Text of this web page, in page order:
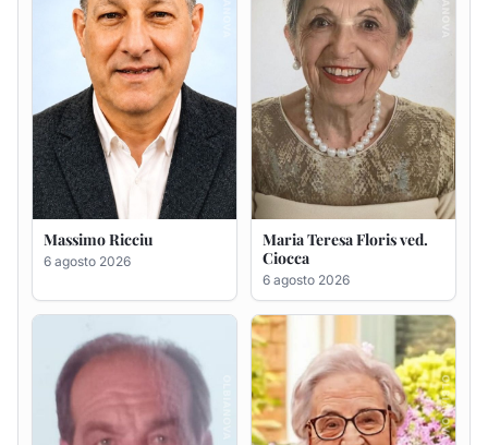
Massimo Ricciu
6 agosto 2026
Maria Teresa Floris ved.
Ciocca
6 agosto 2026